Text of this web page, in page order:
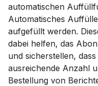
automatischen
Automatisches
aufgefüllt werden.
dabei helfen, das
und sicherstellen,
ausreichende Anzahl
Bestellung von